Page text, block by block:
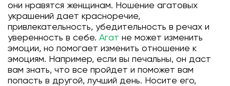
они нравятся женщинам. Ношение агатовых
украшений дает красноречие,
привлекательность, убедительность в речах и
уверенность в себе. Агат не может изменить
эмоции, но помогает изменить отношение к
эмоциям. Например, если вы печальны, он даст
вам знать, что все пройдет и поможет вам
попасть в другой, лучший день. Носите его,